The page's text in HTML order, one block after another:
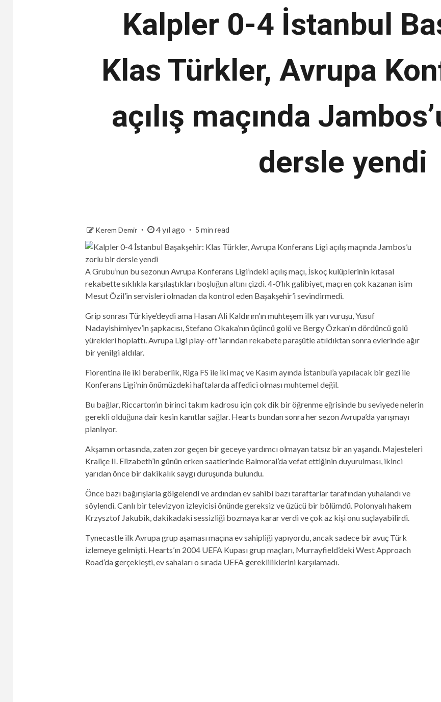
Kalpler 0-4 İstanbul
Klas Türkler, Avrupa
açılış maçında
dersle yendi
Kerem Demir 4 yıl ago 5 min read
A Grubu’nun bu sezonun Avrupa Konferans Ligi’ndeki açılış maçı, İskoç kulüplerinin kıtasal
rekabette sıklıkla karşılaştıkları boşluğun altını çizdi. 4-0’lık galibiyet, maçı en çok kazanan isim
Mesut Özil’in servisleri olmadan da kontrol eden Başakşehir’i sevindirmedi.
Grip sonrası Türkiye’deydi ama Hasan Ali Kaldırım’ın muhteşem ilk yarı vuruşu, Yusuf
Nadayishimiyev’in şapkacısı, Stefano Okaka’nın üçüncü golü ve Bergy Özkan’ın dördüncü golü
yürekleri hoplattı. Avrupa Ligi play-off’larından rekabete paraşütle atıldıktan sonra evlerinde ağır
bir yenilgi aldılar.
Fiorentina ile iki beraberlik, Riga FS ile iki maç ve Kasım ayında İstanbul’a yapılacak bir gezi ile
Konferans Ligi’nin önümüzdeki haftalarda affedici olması muhtemel değil.
Bu bağlar, Riccarton’ın birinci takım kadrosu için çok dik bir öğrenme eğrisinde bu seviyede nelerin
gerekli olduğuna dair kesin kanıtlar sağlar. Hearts bundan sonra her sezon Avrupa’da yarışmayı
planlıyor.
Akşamın ortasında, zaten zor geçen bir geceye yardımcı olmayan tatsız bir an yaşandı. Majesteleri
Kraliçe II. Elizabeth’in günün erken saatlerinde Balmoral’da vefat ettiğinin duyurulması, ikinci
yarıdan önce bir dakikalık saygı duruşunda bulundu.
Önce bazı bağırışlarla gölgelendi ve ardından ev sahibi bazı taraftarlar tarafından yuhalandı ve
söylendi. Canlı bir televizyon izleyicisi önünde gereksiz ve üzücü bir bölümdü. Polonyalı hakem
Krzysztof Jakubik, dakikadaki sessizliği bozmaya karar verdi ve çok az kişi onu suçlayabilirdi.
Tynecastle ilk Avrupa grup aşaması maçına ev sahipliği yapıyordu, ancak sadece bir avuç Türk
izlemeye gelmişti. Hearts’ın 2004 UEFA Kupası grup maçları, Murrayfield’deki West Approach
Road’da gerçekleşti, ev sahaları o sırada UEFA gerekliliklerini karşılamadı.